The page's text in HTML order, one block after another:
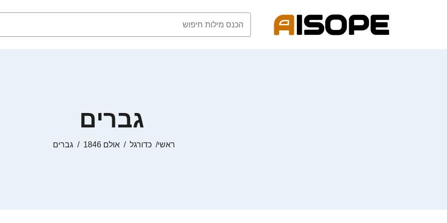
גברים
ראשי כדורגל אולם 1846 גברים